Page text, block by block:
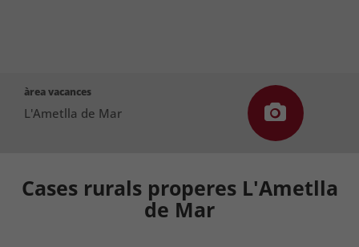
àrea vacances
L'Ametlla de Mar
Cases rurals properes L'Ametlla
de Mar